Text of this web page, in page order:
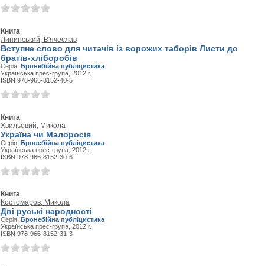
Книга
Липинський, В'ячеслав
Вступне слово для читачів із ворожих таборів Листи до
братів-хліборобів
Серія: Бронебійна публіцистика
Українська прес-група, 2012 г.
ISBN 978-966-8152-40-5
Книга
Хвильовий, Микола
Україна чи Малоросія
Серія: Бронебійна публіцистика
Українська прес-група, 2012 г.
ISBN 978-966-8152-30-6
Книга
Костомаров, Микола
Дві руські народності
Серія: Бронебійна публіцистика
Українська прес-група, 2012 г.
ISBN 978-966-8152-31-3